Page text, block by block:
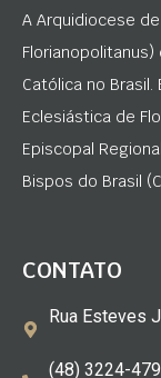
A Arquidiocese
Católica no
Eclesiástica de
Episcopal
Bispos do Brasil
CONTATO
Rua Esteves
(48) 3224-